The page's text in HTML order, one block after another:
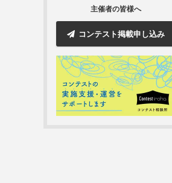
主催者の皆様へ
コンテスト掲載申し込み